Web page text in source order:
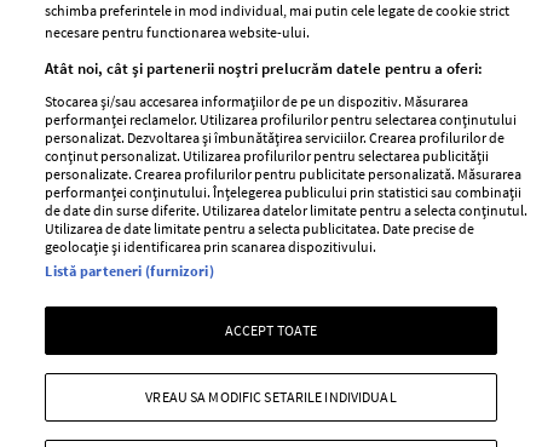
GSP
Unica
Baby
Retete
femei
Viva
Avantaje
Retete practice
Pariază responsabil! Decizia ONJN nr. 821/25.09.2025.
Jocurile de noroc sunt interzise minorilor.
Copyright © 2026 Ringier Romania SRL
schimba preferintele in mod individual, mai putin cele legate de cookie strict
necesare pentru functionarea website-ului.
Atât noi, cât și partenerii noștri prelucrăm datele pentru a oferi:
Stocarea și/sau accesarea informațiilor de pe un dispozitiv. Măsurarea
performanței reclamelor. Utilizarea profilurilor pentru selectarea conținutului
personalizat. Dezvoltarea și îmbunătățirea serviciilor. Crearea profilurilor de
conținut personalizat. Utilizarea profilurilor pentru selectarea publicității
personalizate. Crearea profilurilor pentru publicitate personalizată. Măsurarea
performanței conținutului. Înțelegerea publicului prin statistici sau combinații
de date din surse diferite. Utilizarea datelor limitate pentru a selecta conținutul.
Utilizarea de date limitate pentru a selecta publicitatea. Date precise de
geolocație și identificarea prin scanarea dispozitivului.
Listă parteneri (furnizori)
ACCEPT TOATE
VREAU SA MODIFIC SETARILE INDIVIDUAL